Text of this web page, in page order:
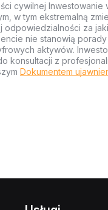
cywilnej
w tym ekstremalną
odpowiedzialności za
nie stanowią
aktywów.
konsultacji z
Dokumentem